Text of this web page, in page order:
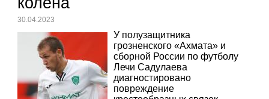
30.04.2023
У полузащитника
грозненского «Ахмата» и
сборной России по футболу
Лечи Садулаева
диагностировано
повреждение